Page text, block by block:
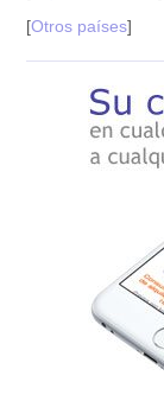
[Otros países]